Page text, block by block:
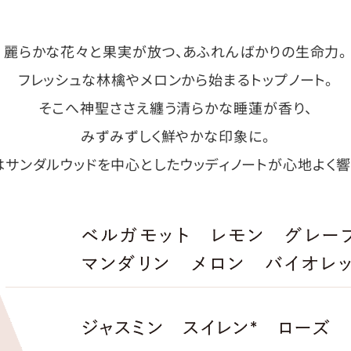
麗らかな花々と果実が放つ、あふれんばかりの生命力。
フレッシュな林檎やメロンから始まるトップノート。
そこへ神聖ささえ纏う清らかな睡蓮が香り、
みずみずしく鮮やかな印象に。
サンダルウッドを中心としたウッディノートが心地よく響